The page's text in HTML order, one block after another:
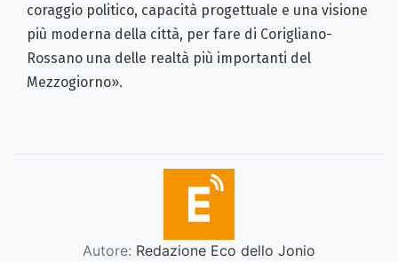
coraggio politico, capacità progettuale e una visione
più moderna della città, per fare di Corigliano-
Rossano una delle realtà più importanti del
Mezzogiorno».
Autore: Redazione Eco dello Jonio